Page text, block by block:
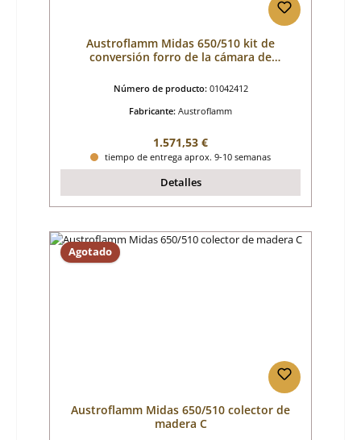
Austroflamm Midas 650/510 kit de
conversión forro de la cámara de
Número de producto: 01042412
Fabricante: Austroflamm
Precio normal:
1.571,53 €
tiempo de entrega aprox. 9-10 semanas
Detalles
Agotado
Austroflamm Midas 650/510 colector de
madera C